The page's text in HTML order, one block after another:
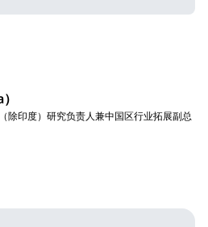
除印度）研究负责人兼中国区行业拓展副总